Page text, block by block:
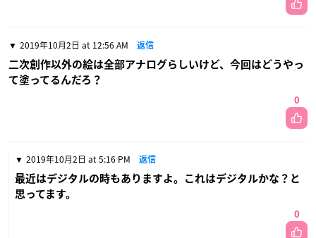
2019年10月2日 at 12:56 AM 返信
二次創作以外の絵は全部アナログらしいけど、今回はどうやっ
て塗ってるんだろ？
0
2019年10月2日 at 5:16 PM 返信
最近はデジタルの時もありますよ。これはデジタルかな？と
思ってます。
0